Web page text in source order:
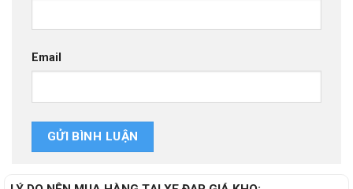
Email